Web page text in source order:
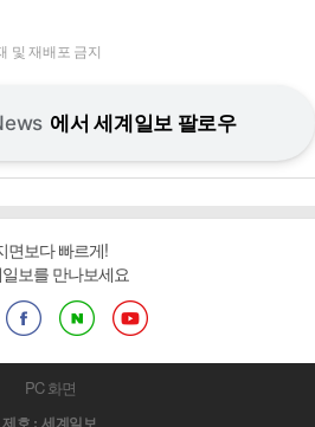
및 재배포 금지
에서 세계일보 팔로우
면보다 빠르게!
보를 만나보세요
PC 화면
제호 : 세계일보